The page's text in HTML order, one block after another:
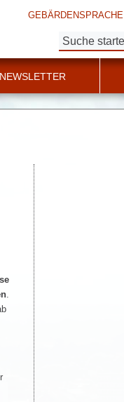
GEBÄRDENSPRACHE
Suche:
NEWSLETTER
.